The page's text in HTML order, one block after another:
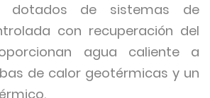
dotados de sistemas de
con recuperación del
agua caliente a
de calor geotérmicas y un